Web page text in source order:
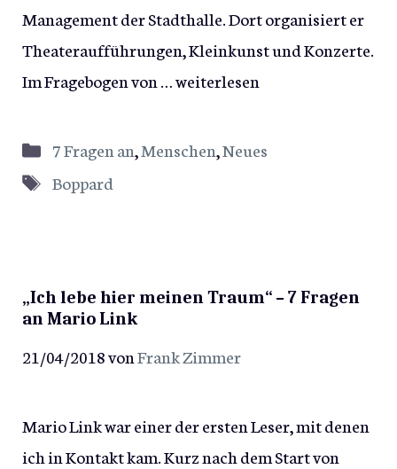
Management der Stadthalle. Dort organisiert er
Theateraufführungen, Kleinkunst und Konzerte.
Im Fragebogen von …weiterlesen
Kategorien
7 Fragen an,Menschen,Neues
Schlagwörter
Boppard
„Ich lebe hier meinen Traum“ – 7 Fragen
an Mario Link
21/04/2018vonFrank Zimmer
Mario Link war einer der ersten Leser, mit denen
ich in Kontakt kam. Kurz nach dem Start von